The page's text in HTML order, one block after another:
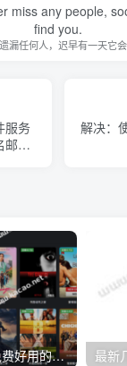
miss any people,
find you.
漏任何人，迟早有一天它
服务
邮
解决：
2026年最新10+个免费好用的视频电影网站-免VIP一网打尽，持续更新